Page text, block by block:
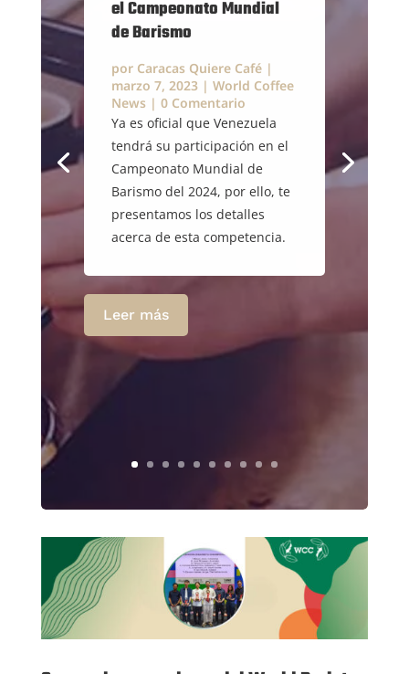
el Campeonato Mundial
de Barismo
por Caracas Quiere Café|
marzo 7, 2023| World Coffee
News | 0 Comentario
Ya es oficial que Venezuela
tendrá su participación en el
Campeonato Mundial de
Barismo del 2024, por ello, te
presentamos los detalles
acerca de esta competencia.
Leer más